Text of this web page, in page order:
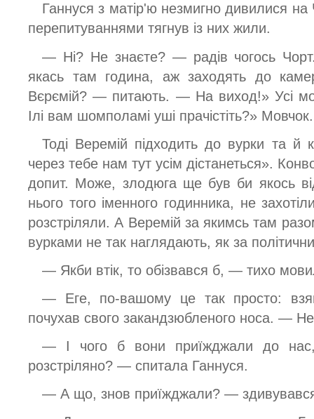
Ганнуся з матір'ю незмигно дивилися
перепитуваннями тягнув із них жили.
— Ні? Не знаєте? — радів чогось
якась там година, аж заходять до
Вєрємій? — питають. — На виход!» Усі
Ілі вам шомполамі уші прачістіть?» Мовчок.
Тоді Веремій підходить до вурки та
через тебе нам тут усім дістанеться».
допит. Може, злодюга ще був би якось
нього того іменного годинника, не
розстріляли. А Веремій за якимсь там
вурками не так наглядають, як за
— Якби втік, то обізвався б, — тихо
— Еге, по-вашому це так просто:
почухав свого закандзюбленого носа. —
— І чого б вони приїжджали до
розстріляно? — спитала Ганнуся.
— А що, знов приїжджали? —